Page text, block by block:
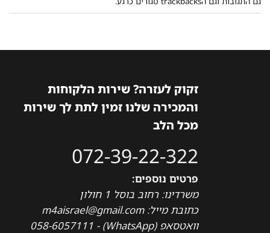
זקוק לעזרה? שירות הלקוחות
והמכירה שלנו זמין לתת לך שירות
מכל הלב
072-39-22-322
פרטים נוספים:
משרדינו: רחוב בוסל 1 חולון
כתובת מייל: m4aisrael@gmail.com
וואטסאפ (WhatsApp) - 058-6057111